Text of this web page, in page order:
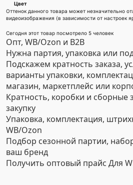
Цвет
Оттенок данного товара может незначительно
видеоизображения (в зависимости от настроек
Сегодня этот товар посмотрело 5 человек
Опт, WB/Ozon и B2B
Нужна партия, упаковка или
Подскажем кратность заказа,
варианты упаковки,
магазин, маркетплейс или
Кратность, коробки и сборные
закупку
Упаковка, комплектация,
WB/Ozon
Подбор сезонной партии,
ваш бренд
Получить оптовый прайс Для